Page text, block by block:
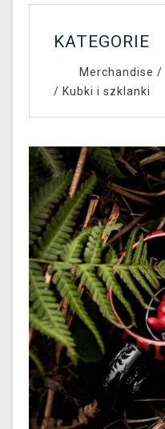
KATEGORIE
Merchandise /
/ Kubki i szklanki